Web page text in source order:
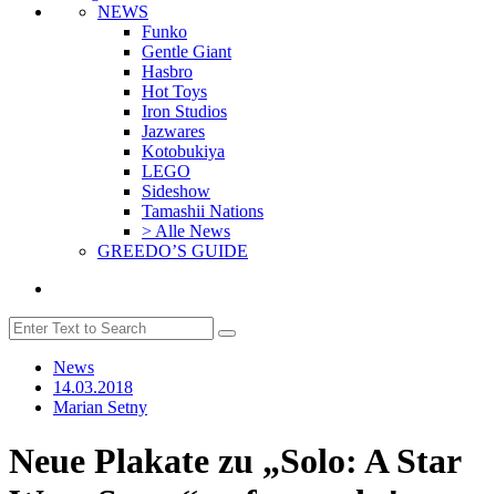
NEWS
Funko
Gentle Giant
Hasbro
Hot Toys
Iron Studios
Jazwares
Kotobukiya
LEGO
Sideshow
Tamashii Nations
> Alle News
GREEDO’S GUIDE
News
14.03.2018
Marian Setny
Neue Plakate zu „Solo: A Star